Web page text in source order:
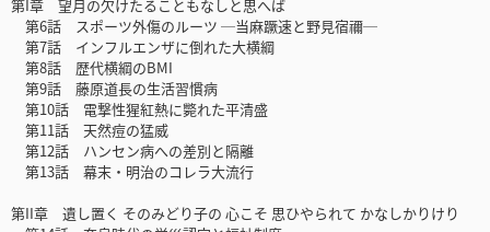
第I章 望月の欠けたることもなしと思へば
第6話 スポーツ外傷のルーツ ─当麻蹶速と野見宿禰─
第7話 インフルエンザに倒れた大横綱
第8話 歴代横綱のBMI
第9話 藤原道長の生活習慣病
第10話 電撃性猩紅熱に斃れた平清盛
第11話 天然痘の猛威
第12話 ハンセン病への差別と隔離
第13話 幕末・明治のコレラ大流行
第II章 遺し置く そのみどり子の 心こそ 思ひやられて かなしかりけり